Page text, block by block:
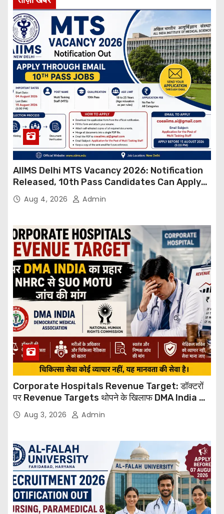
AIIMS Delhi MTS Vacancy 2026: Notification
Released, 10th Pass Candidates Can Apply
Through Email
Aug 4, 2026 Admin
Corporate Hospitals Revenue Target: डॉक्टरों
पर Revenue Targets थोपने के खिलाफ DMA India का
बड़ा कदम, NHRC से Suo Motu जांच की मांग
Aug 3, 2026 Admin